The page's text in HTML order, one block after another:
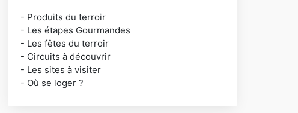
- Produits du terroir
- Les étapes Gourmandes
- Les fêtes du terroir
- Circuits à découvrir
- Les sites à visiter
- Où se loger ?